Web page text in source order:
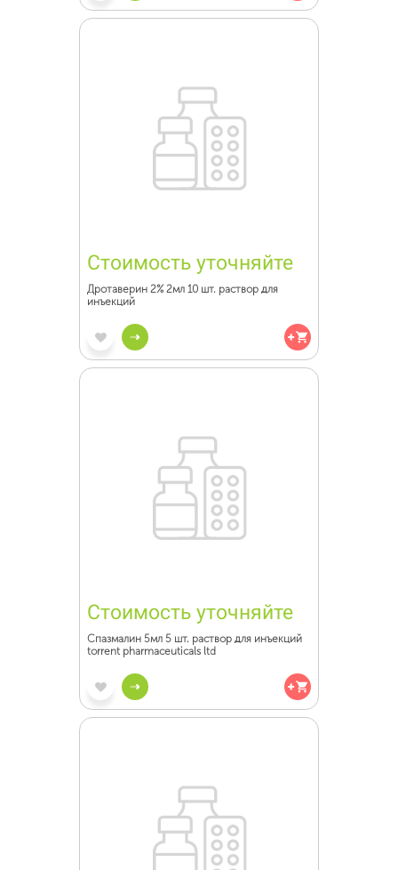
Стоимость уточняйте
Дротаверин 2% 2мл 10 шт. раствор для
инъекций
Стоимость уточняйте
Спазмалин 5мл 5 шт. раствор для инъекций
torrent pharmaceuticals ltd